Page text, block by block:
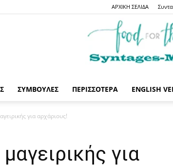
ΑΡΧΙΚΗ ΣΕΛΙΔΑ
ΣΥΜΒΟΥΛΕΣ ΠΕΡΙΣΣΟΤΕΡΑ ENGLISH
για αρχάριους!
για